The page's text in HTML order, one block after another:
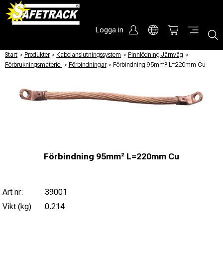
Logga in
Start / Produkter / Kabelanslutningssystem / Pinnlödning Järnväg /
Förbrukningsmateriel
/ Förbindningar / Förbindning 95mm² L=220mm Cu
Förbindning 95mm² L=220mm Cu
Art nr:
39001
Vikt (kg)
0.214